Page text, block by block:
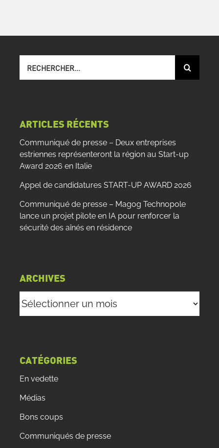
sur
ARTICLES RÉCENTS
Communiqué de presse – Deux entreprises
estriennes représenteront la région au Start-up
Award 2026 en Italie
Appel de candidatures START-UP AWARD 2026
Communiqué de presse – Magog Technopole
lance un projet pilote en IA pour renforcer la
sécurité des aînés en résidence
ARCHIVES
CATÉGORIES
En vedette
Médias
Bons coups
Communiqués de presse